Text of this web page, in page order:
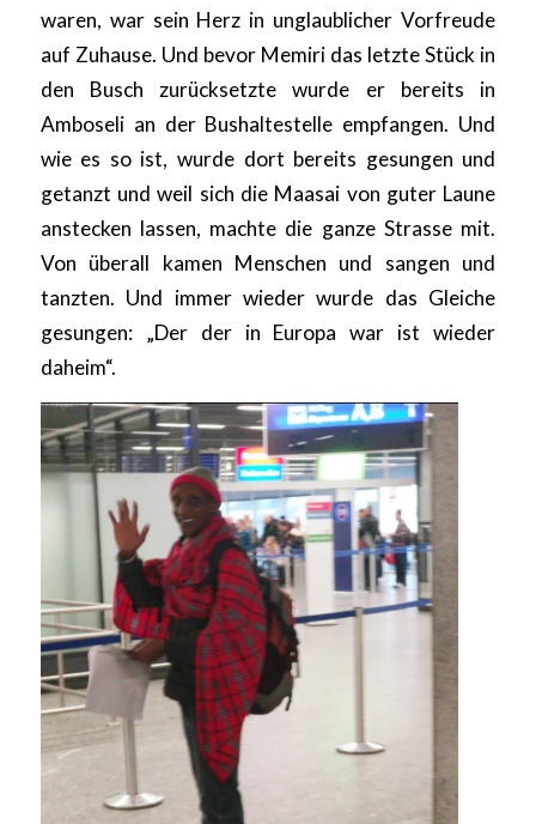
waren, war sein Herz in unglaublicher Vorfreude
auf Zuhause. Und bevor Memiri das letzte Stück in
den Busch zurücksetzte wurde er bereits in
Amboseli an der Bushaltestelle empfangen. Und
wie es so ist, wurde dort bereits gesungen und
getanzt und weil sich die Maasai von guter Laune
anstecken lassen, machte die ganze Strasse mit.
Von überall kamen Menschen und sangen und
tanzten. Und immer wieder wurde das Gleiche
gesungen: „Der der in Europa war ist wieder
daheim“.